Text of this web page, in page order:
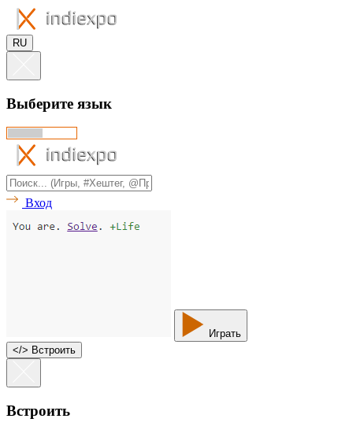
RU
Выберите язык
Вход
Играть
</> Встроить
Встроить